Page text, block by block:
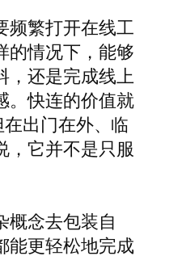
频繁打开在线工
的情况下，能够
，还是完成线上
。快连的价值就
出门在外、临
，它并不是只服
概念去包装自
能更轻松地完成